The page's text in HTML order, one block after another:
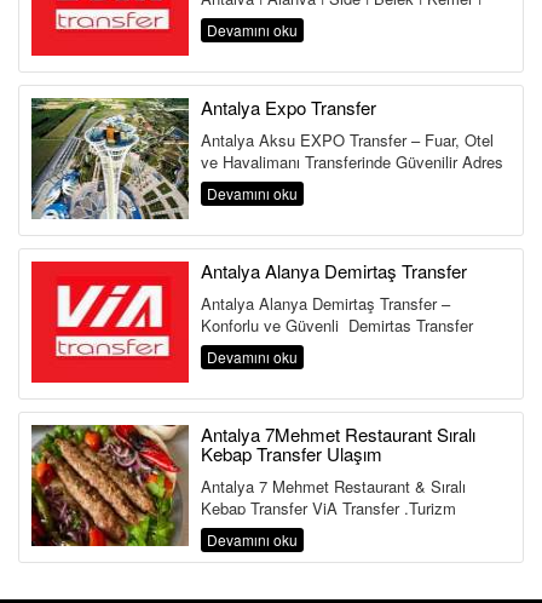
Lara | Kundu | Land of Legends Antalya,...
Devamını oku
Antalya Expo Transfer
Antalya Aksu EXPO Transfer – Fuar, Otel
ve Havalimanı Transferinde Güvenilir Adres
Antalya Aksu Transfer Hi...
Devamını oku
Antalya Alanya Demirtaş Transfer
Antalya Alanya Demirtaş Transfer –
Konforlu ve Güvenli Demirtaş Transfer
Hizmeti Antalya Havalimanı&...
Devamını oku
Antalya 7Mehmet Restaurant Sıralı
Kebap Transfer Ulaşım
Antalya 7 Mehmet Restaurant & Sıralı
Kebap Transfer ViA Transfer ,Turizm
Bakanlığı ve Ulaştırma Bakanlığına Bağlı ...
Devamını oku